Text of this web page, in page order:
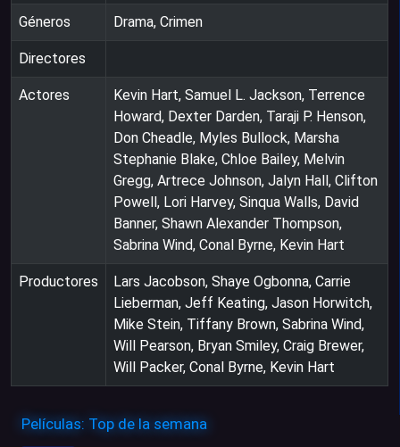
Géneros Drama, Crimen
Directores
Actores
Kevin Hart, Samuel L. Jackson, Terrence
Howard, Dexter Darden, Taraji P. Henson,
Don Cheadle, Myles Bullock, Marsha
Stephanie Blake, Chloe Bailey, Melvin
Gregg, Artrece Johnson, Jalyn Hall, Clifton
Powell, Lori Harvey, Sinqua Walls, David
Banner, Shawn Alexander Thompson,
Sabrina Wind, Conal Byrne, Kevin Hart
Productores
Lars Jacobson, Shaye Ogbonna, Carrie
Lieberman, Jeff Keating, Jason Horwitch,
Mike Stein, Tiffany Brown, Sabrina Wind,
Will Pearson, Bryan Smiley, Craig Brewer,
Will Packer, Conal Byrne, Kevin Hart
Películas: Top de la semana